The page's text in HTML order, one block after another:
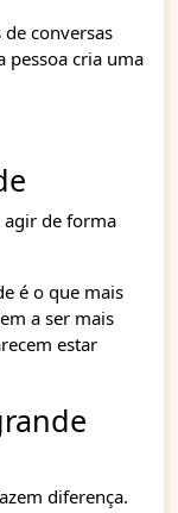
conversas
pessoa cria uma
agir de forma
é o que mais
a ser mais
estar
diferença.